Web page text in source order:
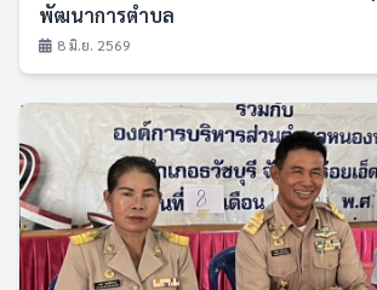
พัฒนาการตำบล
8 มิ.ย. 2569